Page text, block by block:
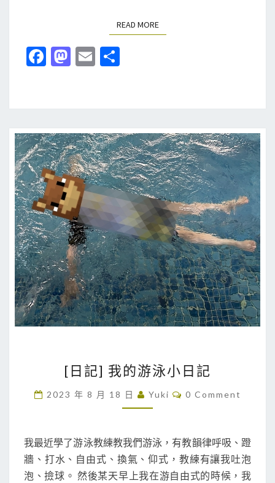
？
READ MOREREAD MORE
Fa
o
o
k
M
d
o
n
E
l
日
記
]
的
游
泳
[日記] 我的游泳小日記
2023 年 8 月 18 日 Yuki
C
N
T
S
0 Comment
我最近學了游泳教練教我們游泳，有教韻律呼吸、蹬
牆、打水、自由式、換氣、仰式，教練有讓我吐泡
泡、撿球。 然後某天早上我在游自由式的時候，我